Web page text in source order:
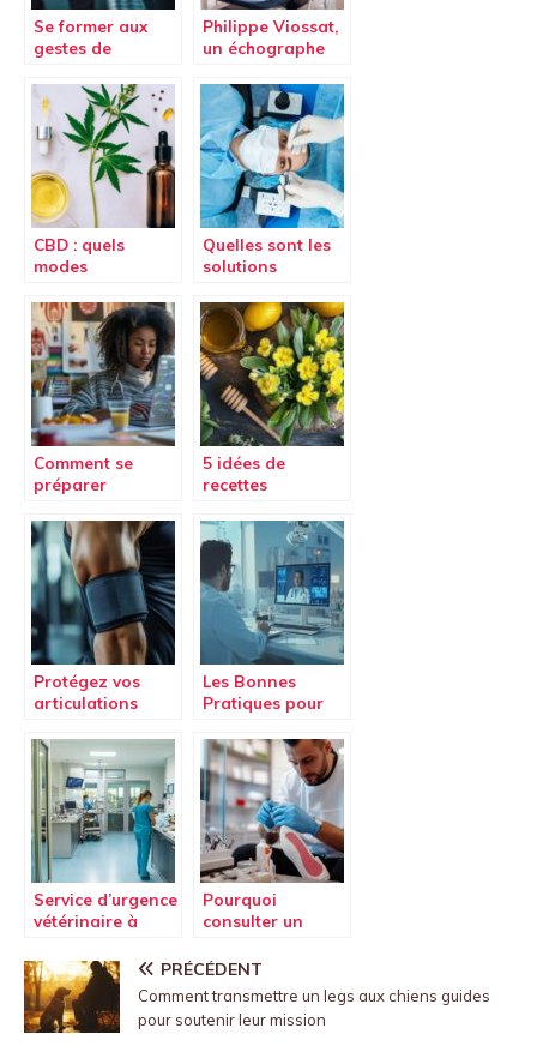
Se former aux
gestes de
Philippe Viossat,
un échographe
CBD : quels
modes
?
Quelles sont les
solutions
pour traiter les
problemes
ophtalmologique
s ?
Comment se
préparer
licence accès
santé : conseils
et stratégies
5 idées de
recettes
la plante
bouillon blanc
Protégez vos
articulations
musculation
Primary Strenght
pendant vos
séances
Les Bonnes
Pratiques pour
Teleconsultation
Ethique et
Securisee en
Assurance Sante
Service d’urgence
vétérinaire à
Emergence,
Urgence
Vétérinaire
Pourquoi
consulter un
Paris 17 pour des
aux sportifs
PRÉCÉDENT
Comment transmettre un legs aux chiens guides
pour soutenir leur mission